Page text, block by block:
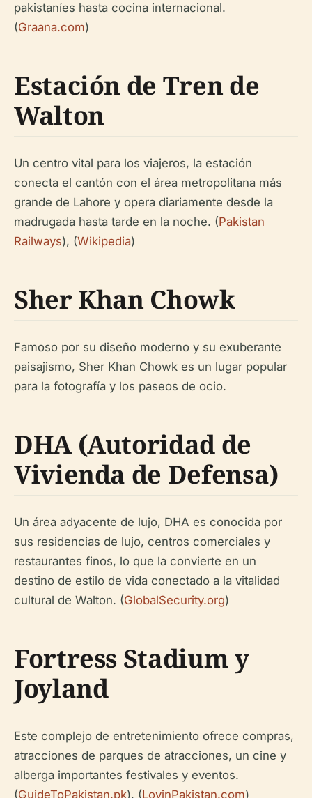
pakistaníes hasta cocina internacional.
(Graana.com)
Estación de Tren de
Walton
Un centro vital para los viajeros, la estación
conecta el cantón con el área metropolitana más
grande de Lahore y opera diariamente desde la
madrugada hasta tarde en la noche. (Pakistan
Railways), (Wikipedia)
Sher Khan Chowk
Famoso por su diseño moderno y su exuberante
paisajismo, Sher Khan Chowk es un lugar popular
para la fotografía y los paseos de ocio.
DHA (Autoridad de
Vivienda de Defensa)
Un área adyacente de lujo, DHA es conocida por
sus residencias de lujo, centros comerciales y
restaurantes finos, lo que la convierte en un
destino de estilo de vida conectado a la vitalidad
cultural de Walton. (GlobalSecurity.org)
Fortress Stadium y
Joyland
Este complejo de entretenimiento ofrece compras,
atracciones de parques de atracciones, un cine y
alberga importantes festivales y eventos.
(GuideToPakistan.pk), (LovinPakistan.com)